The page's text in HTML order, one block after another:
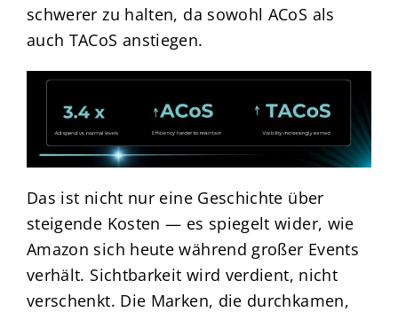
schwerer zu halten, da sowohl ACoS als
auch TACoS anstiegen.
Das ist nicht nur eine Geschichte über
steigende Kosten — es spiegelt wider, wie
Amazon sich heute während großer Events
verhält. Sichtbarkeit wird verdient, nicht
verschenkt. Die Marken, die durchkamen,